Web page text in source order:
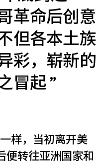
革命后创意
但各本土族
彩，崭新的
冒起
样，当初离开美
便转往亚洲国家和